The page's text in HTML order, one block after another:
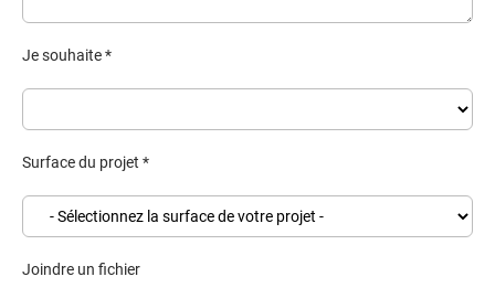
Je souhaite *
Surface du projet *
Joindre un fichier